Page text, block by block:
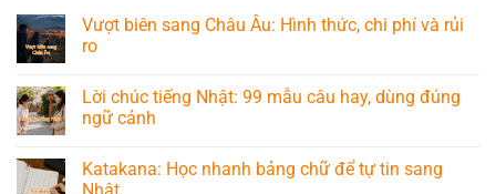
Vượt biên sang Châu Âu: Hình thức, chi phí và rủi
ro
Lời chúc tiếng Nhật: 99 mẫu câu hay, dùng đúng
ngữ cảnh
Katakana: Học nhanh bảng chữ để tự tin sang